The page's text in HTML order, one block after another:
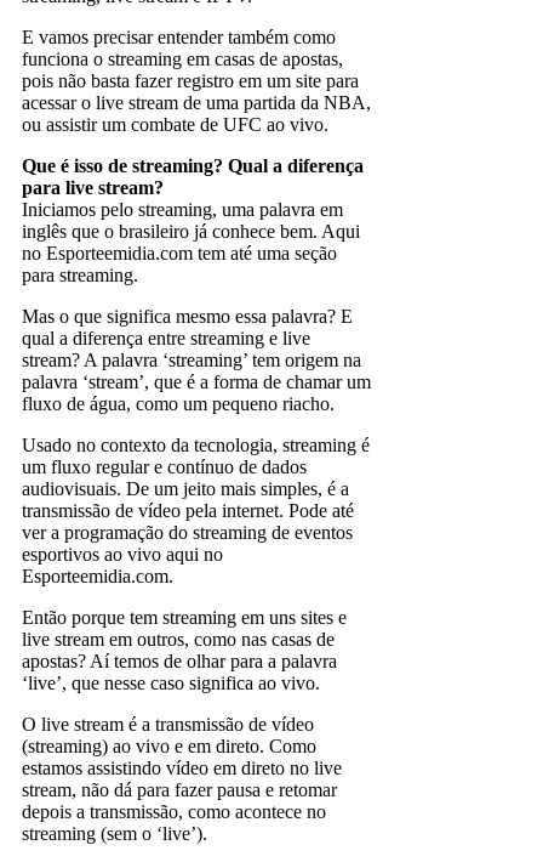
E vamos precisar entender também como
funciona o streaming em casas de apostas,
pois não basta fazer registro em um site para
acessar o live stream de uma partida da NBA,
ou assistir um combate de UFC ao vivo.
Que é isso de streaming? Qual a diferença
para live stream?
Iniciamos pelo streaming, uma palavra em
inglês que o brasileiro já conhece bem. Aqui
no Esporteemidia.com tem até uma seção
para streaming.
Mas o que significa mesmo essa palavra? E
qual a diferença entre streaming e live
stream? A palavra ‘streaming’ tem origem na
palavra ‘stream’, que é a forma de chamar um
fluxo de água, como um pequeno riacho.
Usado no contexto da tecnologia, streaming é
um fluxo regular e contínuo de dados
audiovisuais. De um jeito mais simples, é a
transmissão de vídeo pela internet. Pode até
ver a programação do streaming de eventos
esportivos ao vivo aqui no
Esporteemidia.com.
Então porque tem streaming em uns sites e
live stream em outros, como nas casas de
apostas? Aí temos de olhar para a palavra
‘live’, que nesse caso significa ao vivo.
O live stream é a transmissão de vídeo
(streaming) ao vivo e em direto. Como
estamos assistindo vídeo em direto no live
stream, não dá para fazer pausa e retomar
depois a transmissão, como acontece no
streaming (sem o ‘live’).